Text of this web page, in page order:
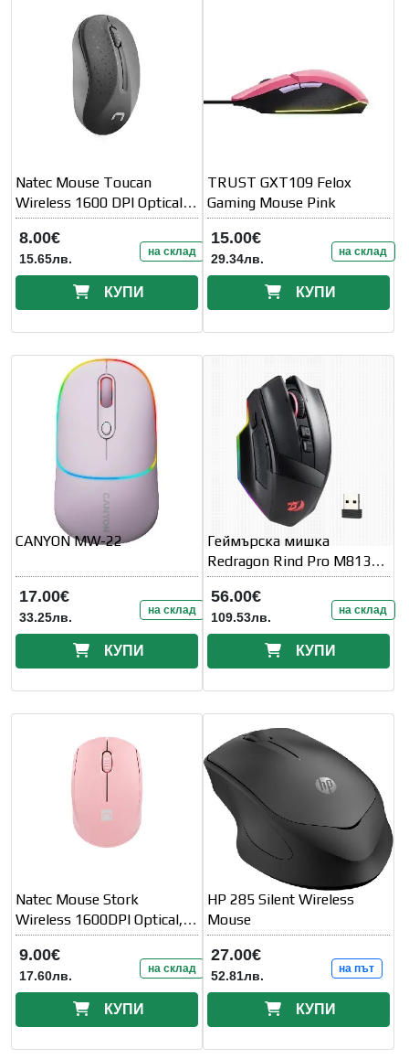
Natec Mouse Toucan
Wireless 1600 DPI Optical
Black-Grey
8.00€
15.65лв. на склад
КУПИ
TRUST GXT109 Felox
Gaming Mouse Pink
15.00€
29.34лв. на склад
КУПИ
CANYON MW-22
17.00€
33.25лв. на склад
КУПИ
Геймърска мишка
Redragon Rind Pro M813
M813RGB-PRO
56.00€
109.53лв. на склад
КУПИ
Natec Mouse Stork
Wireless 1600DPI Optical,
Pink
9.00€
17.60лв. на склад
КУПИ
HP 285 Silent Wireless
Mouse
27.00€
52.81лв. на път
КУПИ